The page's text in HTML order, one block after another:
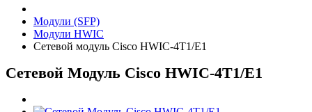
Модули (SFP)
Модули HWIC
Сетевой модуль Cisco HWIC-4T1/E1
Сетевой Модуль Cisco HWIC-4T1/E1